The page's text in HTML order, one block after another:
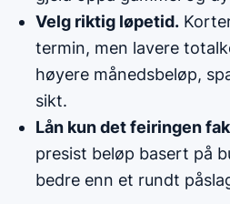
Velg riktig løpetid.
termin, men lavere
høyere månedsbeløp,
sikt.
Lån kun det feiringen
presist beløp basert på
bedre enn et rundt